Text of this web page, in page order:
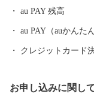
au PAY 残高
au PAY（auかんた
クレジットカード
お申し込みに関し